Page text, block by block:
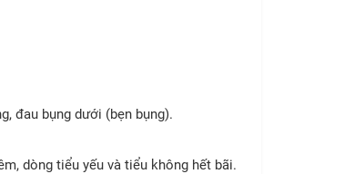
đau bụng dưới (bẹn bụng).
dòng tiểu yếu và tiểu không hết bãi.